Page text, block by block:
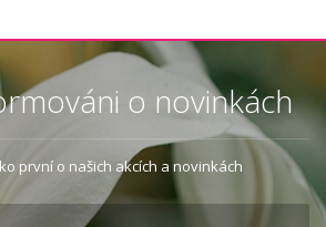
o novinkách
první o našich akcích a novinkách